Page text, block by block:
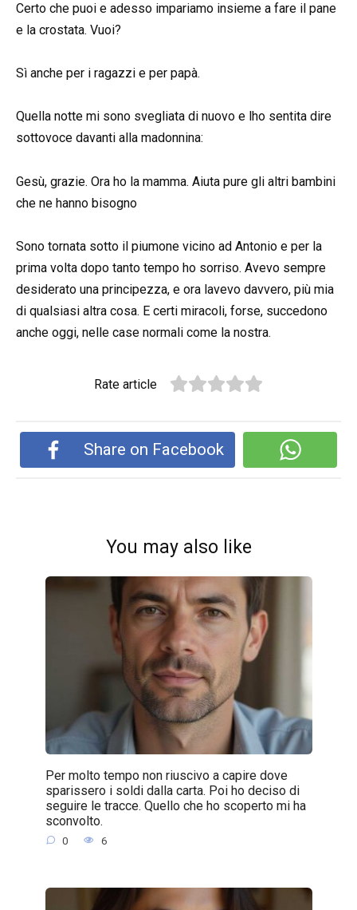
Certo che puoi e adesso impariamo insieme a fare il pane
e la crostata. Vuoi?
Sì anche per i ragazzi e per papà.
Quella notte mi sono svegliata di nuovo e lho sentita dire
sottovoce davanti alla madonnina:
Gesù, grazie. Ora ho la mamma. Aiuta pure gli altri bambini
che ne hanno bisogno
Sono tornata sotto il piumone vicino ad Antonio e per la
prima volta dopo tanto tempo ho sorriso. Avevo sempre
desiderato una principezza, e ora lavevo davvero, più mia
di qualsiasi altra cosa. E certi miracoli, forse, succedono
anche oggi, nelle case normali come la nostra.
Rate article
Share on Facebook
You may also like
Per molto tempo non riuscivo a capire dove
sparissero i soldi dalla carta. Poi ho deciso di
seguire le tracce. Quello che ho scoperto mi ha
sconvolto.
0 6